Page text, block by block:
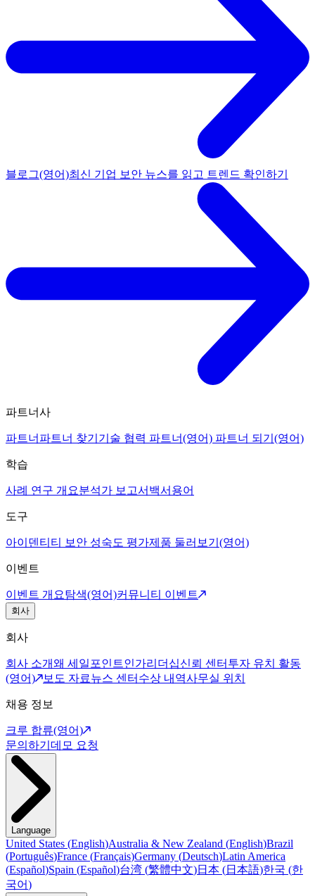
블로그(영어)최신 기업 보안 뉴스를 읽고 트렌드 확인하기
파트너사
파트너 파트너 찾기 기술 협력 파트너(영어) 파트너 되기(영어)
학습
사례 연구 개요분석가 보고서 백서 용어
도구
아이덴티티 보안 성숙도 평가제품 둘러보기(영어)
이벤트
이벤트 개요탐색(영어)커뮤니티 이벤트
회사
회사
회사 소개왜 세일포인트인가리더십신뢰 센터 투자 유치 활동
(영어)
보도 자료뉴스 센터 수상 내역사무실 위치
채용 정보
크루 합류(영어)
문의하기 데모 요청
Language
United States (English)Australia & New Zealand (English)Brazil
(Português)France (Français)Germany (Deutsch)Latin America
(Español)Spain (Español)台湾 (繁體中文)日本 (日本語)한국 (한
국어)